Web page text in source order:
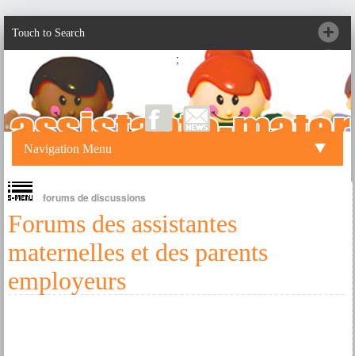
Touch to Search
;
Navigation Menu
forums de discussions
Forums des assistantes
maternelles et des parents
employeurs